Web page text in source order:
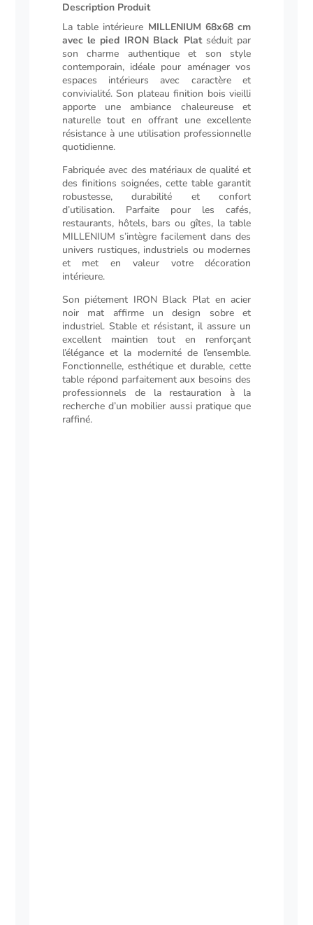
Description Produit
La table intérieure MILLENIUM 68x68 cm
avec le pied IRON Black Platséduit par
son charme authentique et son style
contemporain, idéale pour aménager vos
espaces intérieurs avec caractère et
convivialité. Son plateau finition bois vieilli
apporte une ambiance chaleureuse et
naturelle tout en offrant une excellente
résistance à une utilisation professionnelle
quotidienne.
Fabriquée avec des matériaux de qualité et
des finitions soignées, cette table garantit
robustesse, durabilité et confort
d’utilisation. Parfaite pour les cafés,
restaurants, hôtels, bars ou gîtes, la table
MILLENIUM s’intègre facilement dans des
univers rustiques, industriels ou modernes
et met en valeur votre décoration
intérieure.
Son piétement IRON Black Plat en acier
noir mat affirme un design sobre et
industriel. Stable et résistant, il assure un
excellent maintien tout en renforçant
l’élégance et la modernité de l’ensemble.
Fonctionnelle, esthétique et durable, cette
table répond parfaitement aux besoins des
professionnels de la restauration à la
recherche d’un mobilier aussi pratique que
raffiné.